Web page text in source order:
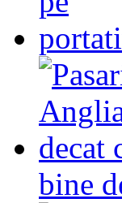
bine